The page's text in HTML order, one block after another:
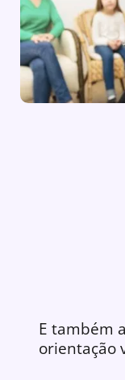
E também
orientação